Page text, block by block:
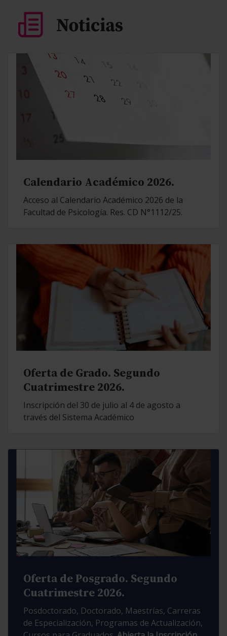
Calendario Académico 2026.
Acceso al Calendario Académico 2026 de la
Facultad de Psicología. Res. CD N°1112/25.
Oferta de Grado. Segundo
Cuatrimestre 2026.
Inscripción del 30 de julio al 4 de agosto a
través del Sistema Académico
Oferta de Posgrado. Segundo
Cuatrimestre 2026.
Posdoctorado, Doctorado, Maestrías, Carreras
de Especialización, Programas de Actualización,